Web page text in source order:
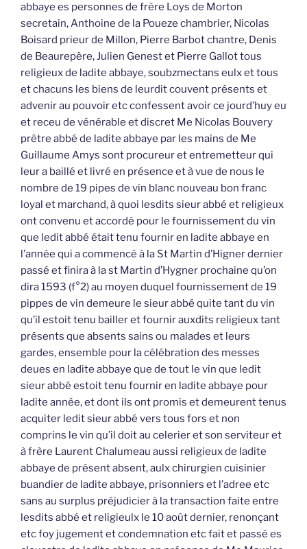
abbaye es personnes de frère Loys de Morton
secretain, Anthoine de la Poueze chambrier, Nicolas
Boisard prieur de Millon, Pierre Barbot chantre, Denis
de Beaurepère, Julien Genest et Pierre Gallot tous
religieux de ladite abbaye, soubzmectans eulx et tous
et chacuns les biens de leurdit couvent présents et
advenir au pouvoir etc confessent avoir ce jourd’huy eu
et receu de vénérable et discret Me Nicolas Bouvery
prêtre abbé de ladite abbaye par les mains de Me
Guillaume Amys sont procureur et entremetteur qui
leur a baillé et livré en présence et à vue de nous le
nombre de 19 pipes de vin blanc nouveau bon franc
loyal et marchand, à quoi lesdits sieur abbé et religieux
ont convenu et accordé pour le fournissement du vin
que ledit abbé était tenu fournir en ladite abbaye en
l’année qui a commencé à la St Martin d’Higner dernier
passé et finira à la st Martin d’Hygner prochaine qu’on
dira 1593 (f°2) au moyen duquel fournissement de 19
pippes de vin demeure le sieur abbé quite tant du vin
qu’il estoit tenu bailler et fournir auxdits religieux tant
présents que absents sains ou malades et leurs
gardes, ensemble pour la célébration des messes
deues en ladite abbaye que de tout le vin que ledit
sieur abbé estoit tenu fournir en ladite abbaye pour
ladite année, et dont ils ont promis et demeurent tenus
acquiter ledit sieur abbé vers tous fors et non
comprins le vin qu’il doit au celerier et son serviteur et
à frère Laurent Chalumeau aussi religieux de ladite
abbaye de présent absent, aulx chirurgien cuisinier
buandier de ladite abbaye, prisonniers et l’adree etc
sans au surplus préjudicier à la transaction faite entre
lesdits abbé et religieulx le 10 août dernier, renonçant
etc foy jugement et condemnation etc fait et passé es